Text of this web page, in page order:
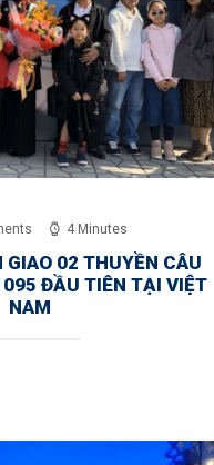
4 Minutes
GIAO 02 THUYỀN CÂU
ĐẦU TIÊN TẠI VIỆT
NAM